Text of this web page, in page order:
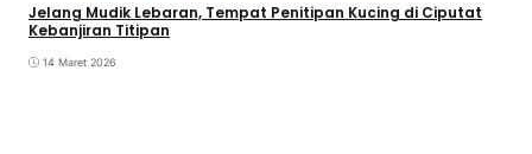
Jelang Mudik Lebaran, Tempat Penitipan Kucing di Ciputat
Kebanjiran Titipan
14 Maret 2026